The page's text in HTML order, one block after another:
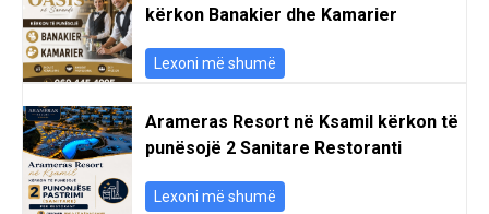
kërkon Banakier dhe Kamarier
Lexoni më shumë
Arameras Resort në Ksamil kërkon të
punësojë 2 Sanitare Restoranti
Lexoni më shumë